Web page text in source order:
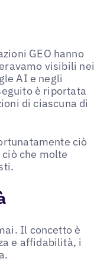
GEO hanno
visibili nei
AI e negli
è riportata
di ciascuna di
ciò
che molte
Il concetto è
e affidabilità, i